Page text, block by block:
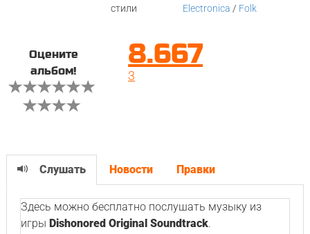
стили
Electronica / Folk
Оцените
альбом!
8.667
3
Слушать Новости Правки
Здесь можно бесплатно послушать музыку из
игры Dishonored Original Soundtrack.